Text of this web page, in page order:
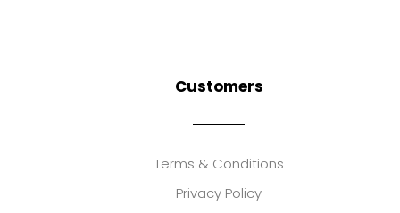
Customers
Terms & Conditions
Privacy Policy